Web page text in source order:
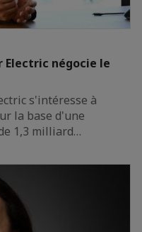
Electric négocie le
s'intéresse à
la base d'une
1,3 milliard…